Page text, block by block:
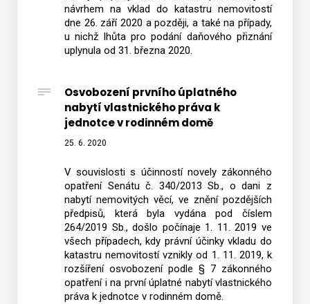
návrhem na vklad do katastru nemovitostí
dne 26. září 2020 a později, a také na případy,
u nichž lhůta pro podání daňového přiznání
uplynula od 31. března 2020.
Osvobození prvního úplatného
nabytí vlastnického práva k
jednotce v rodinném domě
25. 6. 2020
V souvislosti s účinností novely zákonného
opatření Senátu č. 340/2013 Sb., o dani z
nabytí nemovitých věcí, ve znění pozdějších
předpisů, která byla vydána pod číslem
264/2019 Sb., došlo počínaje 1. 11. 2019 ve
všech případech, kdy právní účinky vkladu do
katastru nemovitostí vznikly od 1. 11. 2019, k
rozšíření osvobození podle § 7 zákonného
opatření i na první úplatné nabytí vlastnického
práva k jednotce v rodinném domě.